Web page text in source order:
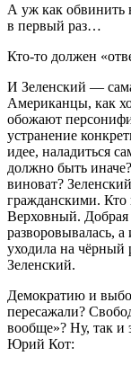
А уж как
в первый раз…
Кто-то должен
И Зеленский —
Американцы, как
обожают
устранение
идее, наладиться
должно быть
виноват?
гражданскими. Кто
Верховный.
разворовывалась,
уходила на
Зеленский.
Демократию и
пересажали?
вообще»? Ну, так и
Юрий Кот: